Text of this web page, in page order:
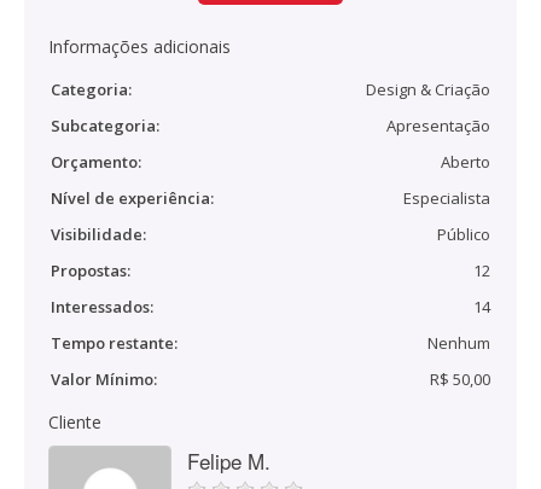
Informações adicionais
Categoria:
Design & Criação
Subcategoria:
Apresentação
Orçamento:
Aberto
Nível de experiência:
Especialista
Visibilidade:
Público
Propostas:
12
Interessados:
14
Tempo restante:
Nenhum
Valor Mínimo:
R$ 50,00
Cliente
Felipe M.